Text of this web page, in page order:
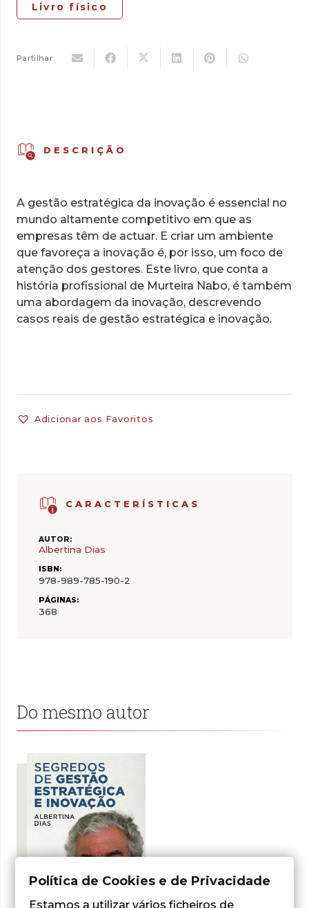
Livro físico
Partilhar:
CARACTERÍSTICAS
AUTOR:
Albertina Dias
ISBN:
978-989-785-190-2
PÁGINAS:
368
DESCRIÇÃO
A gestão estratégica da inovação é essencial no
mundo altamente competitivo em que as
empresas têm de actuar. E criar um ambiente
que favoreça a inovação é, por isso, um foco de
atenção dos gestores. Este livro, que conta a
história profissional de Murteira Nabo, é também
uma abordagem da inovação, descrevendo
casos reais de gestão estratégica e inovação.
Adicionar aos Favoritos
Do mesmo autor
Política de Cookies e de Privacidade
Estamos a utilizar vários ficheiros de